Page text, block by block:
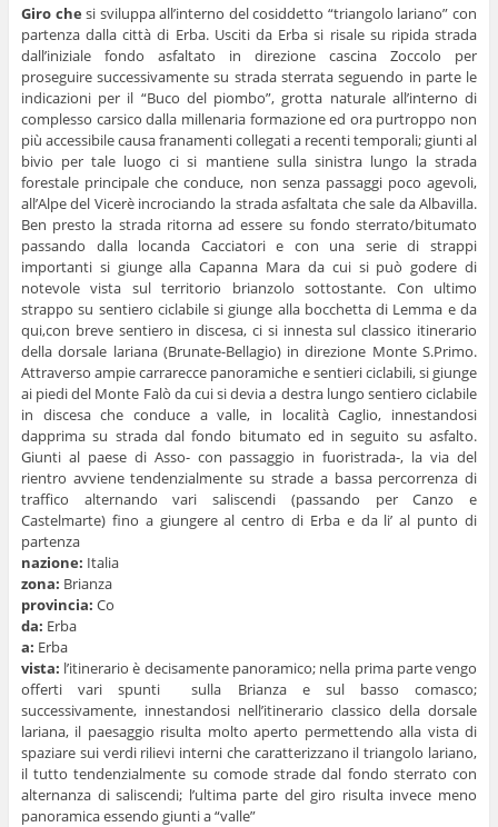
Giro che si sviluppa all’interno del cosiddetto “triangolo lariano” con
partenza dalla città di Erba. Usciti da Erba si risale su ripida strada
dall’iniziale fondo asfaltato in direzione cascina Zoccolo per
proseguire successivamente su strada sterrata seguendo in parte le
indicazioni per il “Buco del piombo”, grotta naturale all’interno di
complesso carsico dalla millenaria formazione ed ora purtroppo non
più accessibile causa franamenti collegati a recenti temporali; giunti al
bivio per tale luogo ci si mantiene sulla sinistra lungo la strada
forestale principale che conduce, non senza passaggi poco agevoli,
all’Alpe del Vicerè incrociando la strada asfaltata che sale da Albavilla.
Ben presto la strada ritorna ad essere su fondo sterrato/bitumato
passando dalla locanda Cacciatori e con una serie di strappi
importanti si giunge alla Capanna Mara da cui si può godere di
notevole vista sul territorio brianzolo sottostante. Con ultimo
strappo su sentiero ciclabile si giunge alla bocchetta di Lemma e da
qui,con breve sentiero in discesa, ci si innesta sul classico itinerario
della dorsale lariana (Brunate-Bellagio) in direzione Monte S.Primo.
Attraverso ampie carrarecce panoramiche e sentieri ciclabili, si giunge
ai piedi del Monte Falò da cui si devia a destra lungo sentiero ciclabile
in discesa che conduce a valle, in località Caglio, innestandosi
dapprima su strada dal fondo bitumato ed in seguito su asfalto.
Giunti al paese di Asso- con passaggio in fuoristrada-, la via del
rientro avviene tendenzialmente su strade a bassa percorrenza di
traffico alternando vari saliscendi (passando per Canzo e
Castelmarte) fino a giungere al centro di Erba e da li’ al punto di
partenza
nazione: Italia
zona: Brianza
provincia: Co
da: Erba
a: Erba
vista: l’itinerario è decisamente panoramico; nella prima parte vengo
offerti vari spunti sulla Brianza e sul basso comasco;
successivamente, innestandosi nell’itinerario classico della dorsale
lariana, il paesaggio risulta molto aperto permettendo alla vista di
spaziare sui verdi rilievi interni che caratterizzano il triangolo lariano,
il tutto tendenzialmente su comode strade dal fondo sterrato con
alternanza di saliscendi; l’ultima parte del giro risulta invece meno
panoramica essendo giunti a “valle”